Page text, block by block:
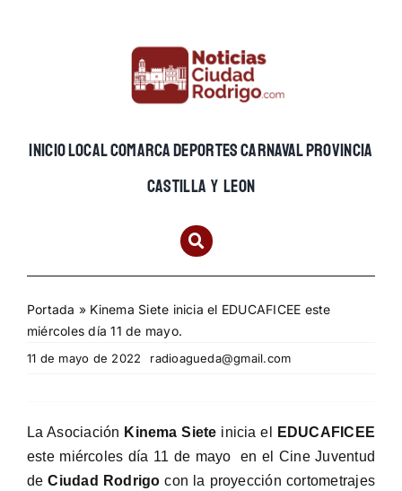
INICIOLOCALCOMARCADEPORTESCARNAVALPROVINCIA
CASTILLA Y LEON
Portada » Kinema Siete inicia el EDUCAFICEE este
miércoles día 11 de mayo.
11 de mayo de 2022 radioagueda@gmail.com
La Asociación Kinema Siete inicia el
EDUCAFICEE
este miércoles día 11 de mayo en el Cine Juventud
deCiudad Rodrigo con la proyección cortometrajes